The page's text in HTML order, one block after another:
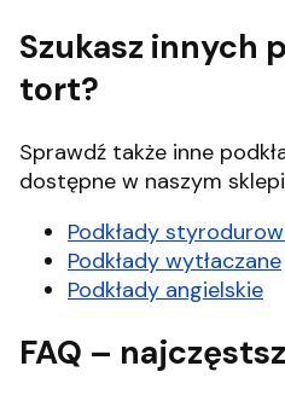
Szukasz innych
tort?
Sprawdź także inne
dostępne w naszym
Podkłady
Podkłady wytłaczane
Podkłady angielskie
FAQ –